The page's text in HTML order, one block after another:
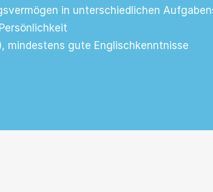
in unterschiedlichen
mindestens gute Englischkenntnisse